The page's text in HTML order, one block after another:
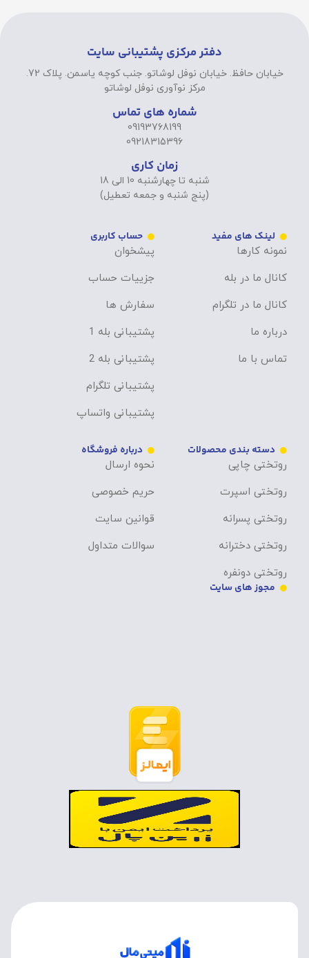
دفتر مرکزی پشتیبانی سایت
خیابان حافظ. خیابان نوفل لوشاتو. جنب کوچه یاسمن. پلاک 72.
مرکز نوآوری نوفل لوشاتو
شماره های تماس
09193768199
09218315396
زمان کاری
شنبه تا چهارشنبه 10 الی 18
(پنج شنبه و جمعه تعطیل)
لینک های مفید
نمونه کارها
کانال ما در بله
کانال ما در تلگرام
درباره ما
تماس با ما
حساب کاربری
پیشخوان
جزییات حساب
سفارش ها
پشتیبانی بله 1
پشتیبانی بله 2
پشتیبانی تلگرام
پشتیبانی واتساپ
دسته بندی محصولات
روتختی چاپی
روتختی اسپرت
روتختی پسرانه
روتختی دخترانه
روتختی دونفره
درباره فروشگاه
نحوه ارسال
حریم خصوصی
قوانین سایت
سوالات متداول
مجوز های سایت